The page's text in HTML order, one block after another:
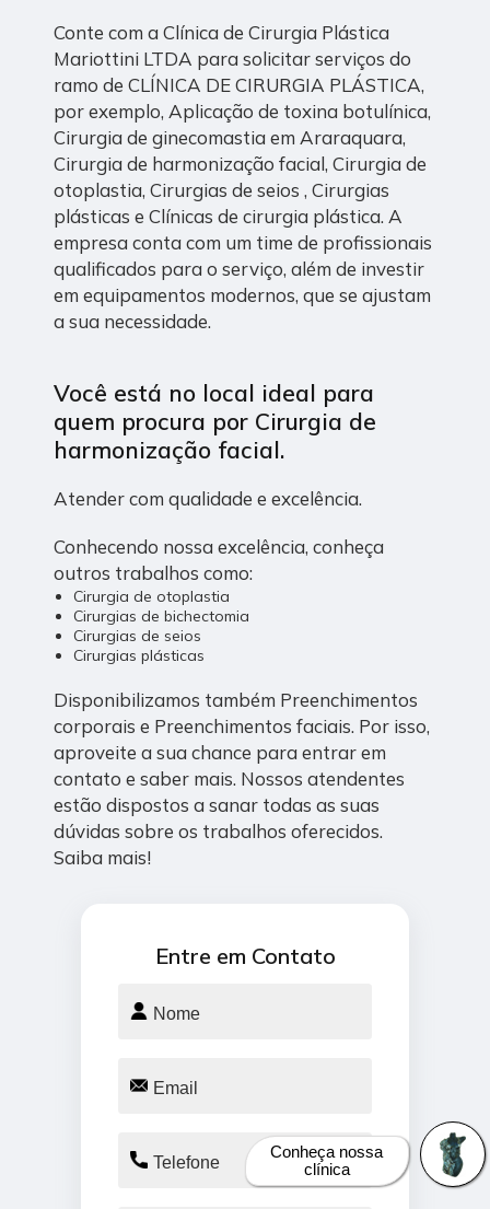
Conte com a Clínica de Cirurgia Plástica
Mariottini LTDA para solicitar serviços do
ramo de CLÍNICA DE CIRURGIA PLÁSTICA,
por exemplo, Aplicação de toxina botulínica,
Cirurgia de ginecomastia em Araraquara,
Cirurgia de harmonização facial, Cirurgia de
otoplastia, Cirurgias de seios , Cirurgias
plásticas e Clínicas de cirurgia plástica. A
empresa conta com um time de profissionais
qualificados para o serviço, além de investir
em equipamentos modernos, que se ajustam
a sua necessidade.
Você está no local ideal para
quem procura por Cirurgia de
harmonização facial.
Atender com qualidade e excelência.
Conhecendo nossa excelência, conheça
outros trabalhos como:
Cirurgia de otoplastia
Cirurgias de bichectomia
Cirurgias de seios
Cirurgias plásticas
Disponibilizamos também Preenchimentos
corporais e Preenchimentos faciais. Por isso,
aproveite a sua chance para entrar em
contato e saber mais. Nossos atendentes
estão dispostos a sanar todas as suas
dúvidas sobre os trabalhos oferecidos.
Saiba mais!
Entre em Contato
Conheça nossa
clínica